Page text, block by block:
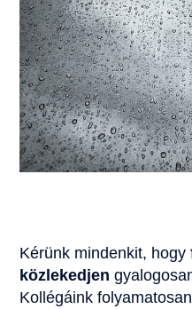
Kérünk mindenkit, hogy
közlekedjen
Kollégáink